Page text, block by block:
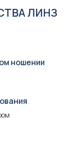
ЛИНЗ
ношении